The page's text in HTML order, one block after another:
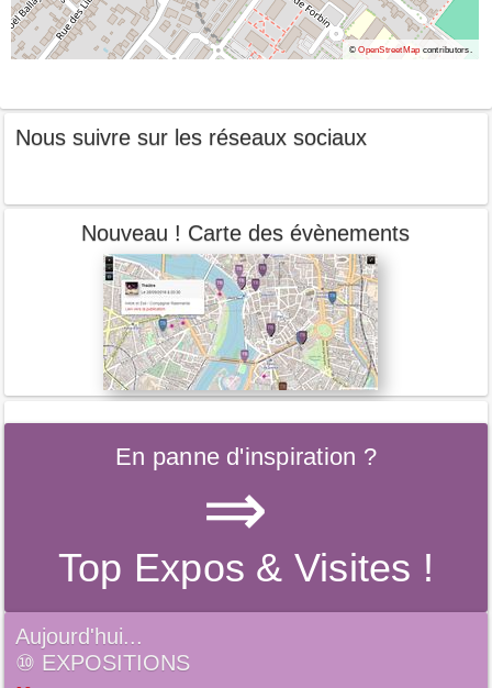
©OpenStreetMap contributors.
Nous suivre sur les réseaux sociaux
Nouveau ! Carte des évènements
En panne d'inspiration ?
⇒
Top Expos & Visites !
Aujourd'hui...
⑩ EXPOSITIONS